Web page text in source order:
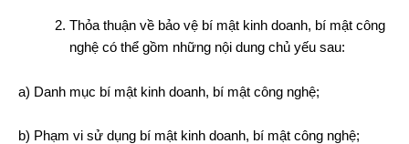
Thỏa thuận về bảo vệ bí mật kinh doanh, bí mật công
nghệ có thể gồm những nội dung chủ yếu sau:
a) Danh mục bí mật kinh doanh, bí mật công nghệ;
b) Phạm vi sử dụng bí mật kinh doanh, bí mật công nghệ;